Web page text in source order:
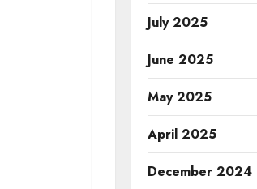
July 2025
June 2025
May 2025
April 2025
December 2024